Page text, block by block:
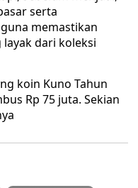
serta
memastikan
dari koleksi
koin Kuno Tahun
Rp 75 juta. Sekian